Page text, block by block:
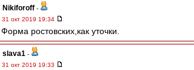
Nikiforoff -
31 окт 2019 19:34
Форма ростовских,как уточки.
slava1 -
31 окт 2019 19:33